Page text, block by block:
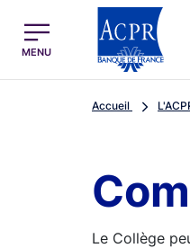
ACPR Menu Principal
MENU
Accueil
Le Collège